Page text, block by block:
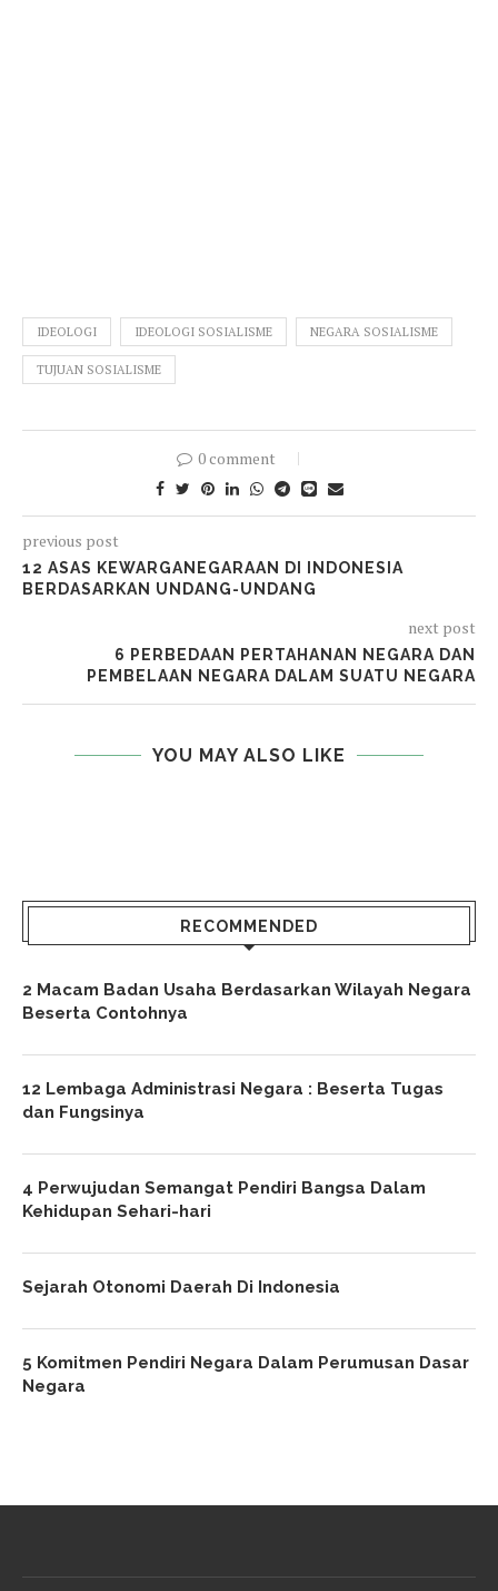
IDEOLOGI IDEOLOGI SOSIALISME NEGARA SOSIALISME
TUJUAN SOSIALISME
0 comment
previous post
12 ASAS KEWARGANEGARAAN DI INDONESIA
BERDASARKAN UNDANG-UNDANG
next post
6 PERBEDAAN PERTAHANAN NEGARA DAN
PEMBELAAN NEGARA DALAM SUATU NEGARA
YOU MAY ALSO LIKE
RECOMMENDED
2 Macam Badan Usaha Berdasarkan Wilayah Negara
Beserta Contohnya
12 Lembaga Administrasi Negara : Beserta Tugas
dan Fungsinya
4 Perwujudan Semangat Pendiri Bangsa Dalam
Kehidupan Sehari-hari
Sejarah Otonomi Daerah Di Indonesia
5 Komitmen Pendiri Negara Dalam Perumusan Dasar
Negara